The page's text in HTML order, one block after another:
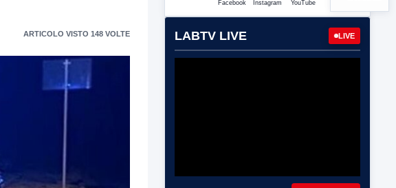
ARTICOLO VISTO 148 VOLTE
Facebook Instagram YouTube
LABTV LIVE LIVE